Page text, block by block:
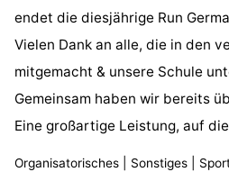
endet die diesjährige Run
Vielen Dank an alle, die in den
mitgemacht & unsere Schule
Gemeinsam haben wir bereits
Eine großartige Leistung, auf
Organisatorisches Sonstiges